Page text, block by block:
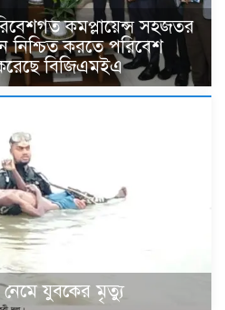
কমপ্লায়েন্স সহজতর
নিশ্চিত করতে পরিবেশ
বিজিএমইএ
নেমে যুবকের মৃত্যু